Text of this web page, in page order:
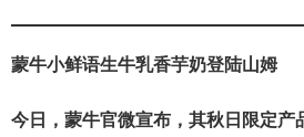
蒙牛小鲜语生牛乳香芋奶登陆山姆
今日，蒙牛官微宣布，其秋日限定产